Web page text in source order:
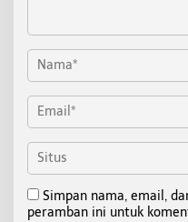
Simpan nama, email,
peramban ini untuk